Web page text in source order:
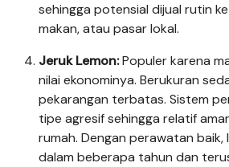
sehingga potensial dijual rutin
makan, atau pasar lokal.
Jeruk Lemon:Populer karena
nilai ekonominya. Berukuran
pekarangan terbatas. Sistem
tipe agresif sehingga relatif
rumah. Dengan perawatan baik,
dalam beberapa tahun dan